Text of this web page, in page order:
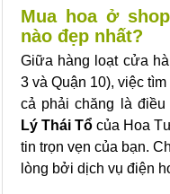
Mua hoa ở
nào đẹp nhất?
Giữa hàng loạt cửa
3 và Quận 10), việc
cả phải chăng là điều
Lý Thái Tổ của Hoa
tin trọn vẹn của bạn.
lòng bởi dịch vụ điện